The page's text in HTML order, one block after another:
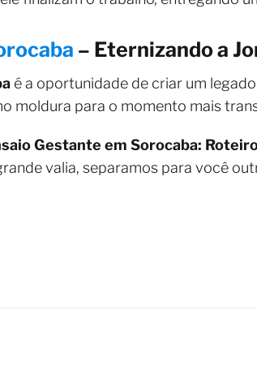
– Eternizando a
é a oportunidade de criar um
moldura para o momento mais
Gestante em Sorocaba:
valia, separamos para você